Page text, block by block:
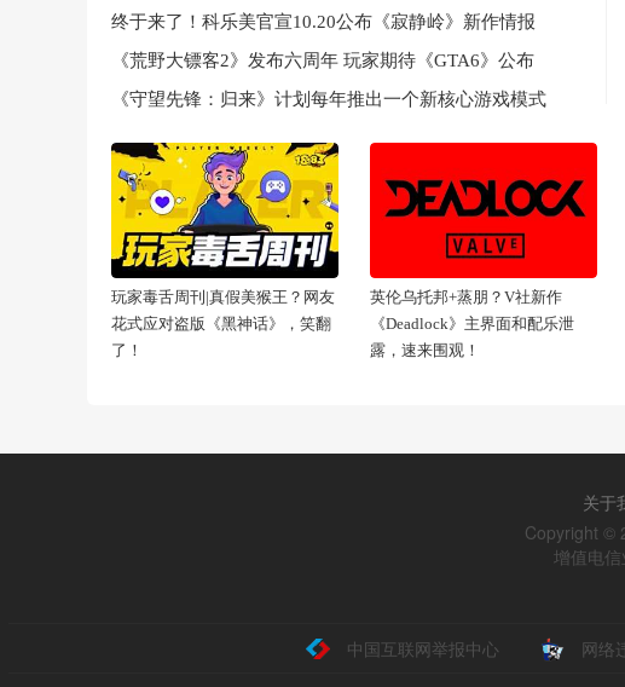
终于来了！科乐美官宣10.20公布《寂静岭》新作情报
《荒野大镖客2》发布六周年 玩家期待《GTA6》公布
《守望先锋：归来》计划每年推出一个新核心游戏模式
玩家毒舌周刊|真假美猴王？网友
花式应对盗版《黑神话》，笑翻
了！
英伦乌托邦+蒸朋？V社新作
《Deadlock》主界面和配乐泄
露，速来围观！
关于
Copyright ©
增值电
中国互联网举报中心 网络